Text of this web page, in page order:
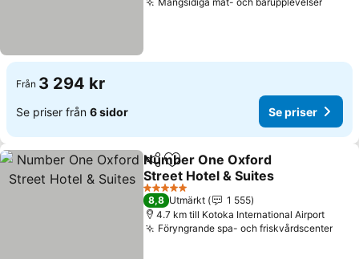
Se
Från 3 294 kr
Se priser från 6 sidor Se priser
Dela Lägg till i Mina Favoriter
Number One Oxford
Street Hotel & Suites
Se priser
5 Stjärnor
8,8 Utmärkt
1 555
4.7 km till Kotoka International Airport
Föryngrande spa- och friskvårdscenterSe